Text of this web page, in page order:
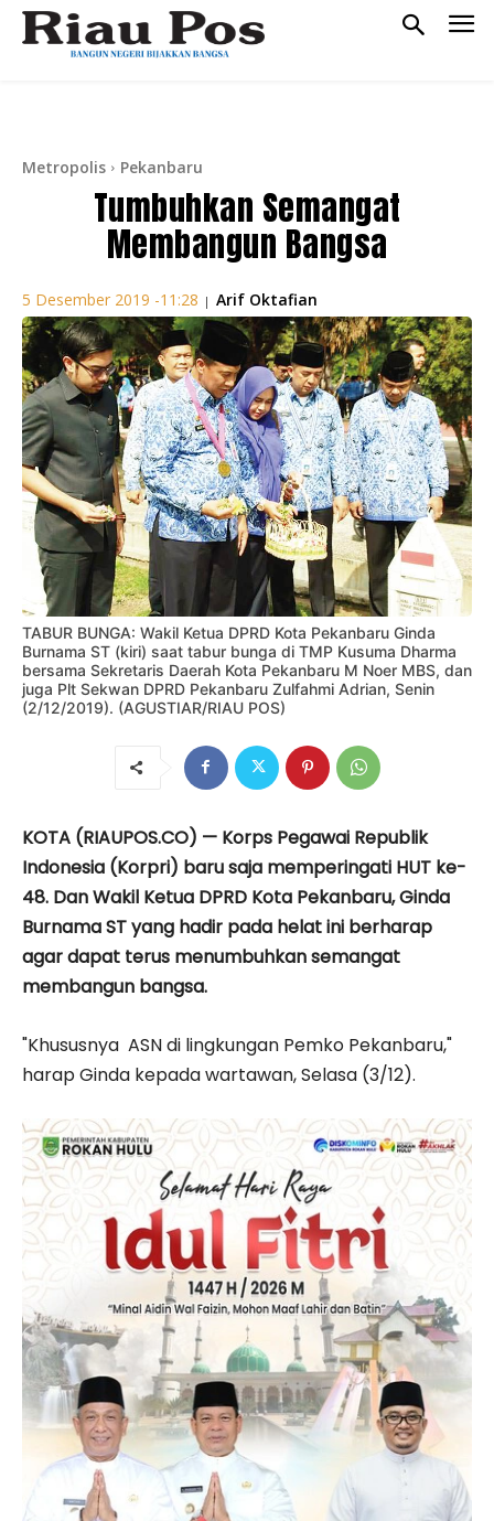
Metropolis Pekanbaru
Tumbuhkan Semangat
Membangun Bangsa
5 Desember 2019 -11:28 | Arif Oktafian
TABUR BUNGA: Wakil Ketua DPRD Kota Pekanbaru Ginda
Burnama ST (kiri) saat tabur bunga di TMP Kusuma Dharma
bersama Sekretaris Daerah Kota Pekanbaru M Noer MBS, dan
juga Plt Sekwan DPRD Pekanbaru Zulfahmi Adrian, Senin
(2/12/2019). (AGUSTIAR/RIAU POS)
KOTA (RIAUPOS.CO) — Korps Pegawai Republik
Indonesia (Korpri) baru saja memperingati HUT ke-
48. Dan Wakil Ketua DPRD Kota Pekanbaru, Ginda
Burnama ST yang hadir pada helat ini berharap
agar dapat terus menumbuhkan semangat
membangun bangsa.
"Khususnya ASN di lingkungan Pemko Pekanbaru,"
harap Ginda kepada wartawan, Selasa (3/12).